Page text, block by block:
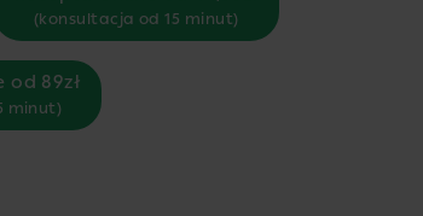
(konsultacja od 15 minut)
od 89zł
minut)